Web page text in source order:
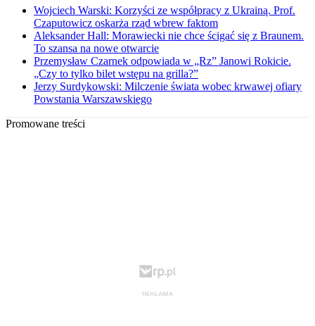
Wojciech Warski: Korzyści ze współpracy z Ukrainą. Prof.
Czaputowicz oskarża rząd wbrew faktom
Aleksander Hall: Morawiecki nie chce ścigać się z Braunem.
To szansa na nowe otwarcie
Przemysław Czarnek odpowiada w „Rz” Janowi Rokicie.
„Czy to tylko bilet wstępu na grilla?”
Jerzy Surdykowski: Milczenie świata wobec krwawej ofiary
Powstania Warszawskiego
Promowane treści